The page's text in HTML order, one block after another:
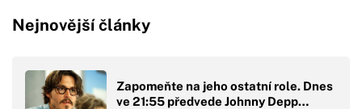
Nejnovější články
Zapomeňte na jeho ostatní role. Dnes
ve 21:55 předvede Johnny Depp…